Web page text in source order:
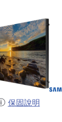
保固說明